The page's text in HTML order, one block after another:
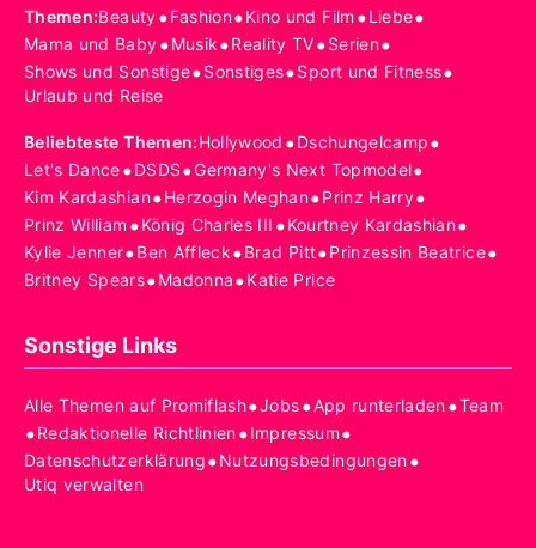
Themen:Beauty•Fashion•Kino und Film •Liebe•
Mama und Baby•Musik•Reality TV•Serien•
Shows und Sonstige•Sonstiges•Sport und Fitness•
Urlaub und Reise
Beliebteste Themen:Hollywood •Dschungelcamp•
Let's Dance•DSDS•Germany's Next Topmodel•
Kim Kardashian•Herzogin Meghan•Prinz Harry•
Prinz William •König Charles III •Kourtney Kardashian•
Kylie Jenner•Ben Affleck•Brad Pitt•Prinzessin Beatrice•
Britney Spears•Madonna•Katie Price
Sonstige Links
Alle Themen auf Promiflash•Jobs•App runterladen•Team
•Redaktionelle Richtlinien•Impressum•
Datenschutzerklärung•Nutzungsbedingungen•
Utiq verwalten